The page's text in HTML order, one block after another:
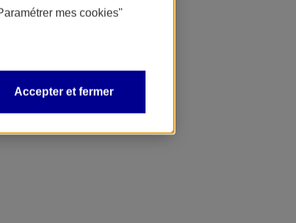
mes cookies"
Accepter et fermer